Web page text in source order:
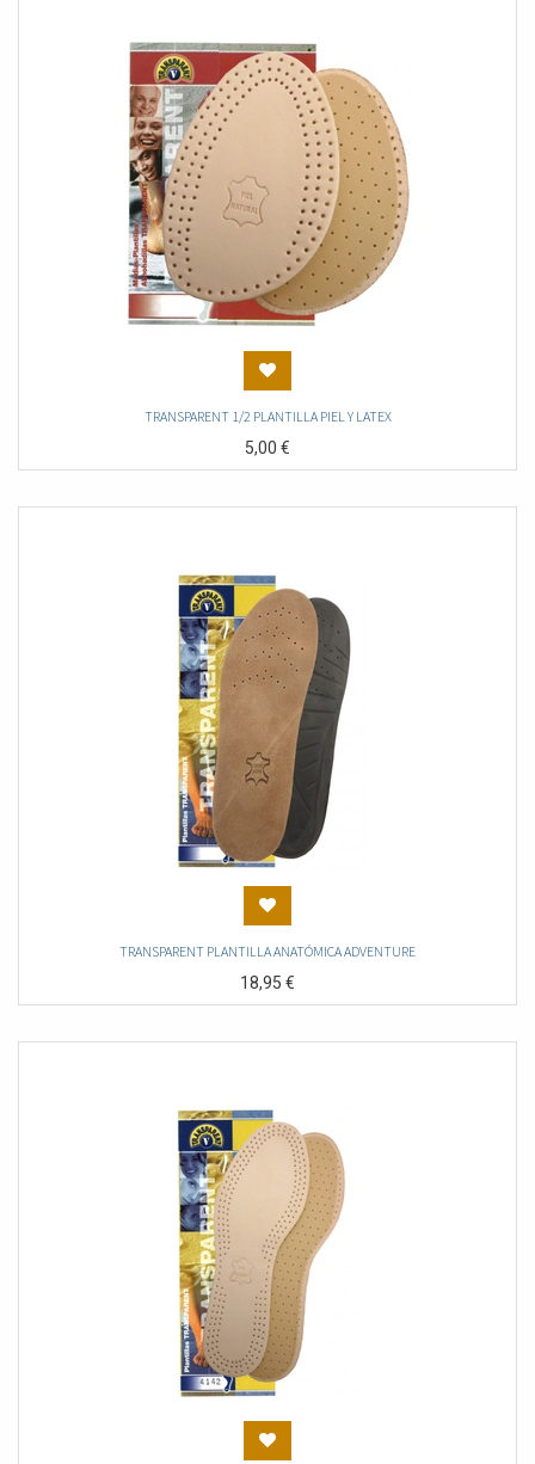
TRANSPARENT 1/2 PLANTILLA PIEL Y LATEX
5,00€
TRANSPARENT PLANTILLA ANATÓMICA ADVENTURE
18,95€